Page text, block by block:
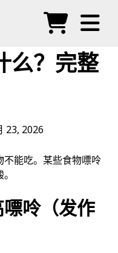
么？完整
23, 2026
能吃。某些食物嘌呤
呤（发作